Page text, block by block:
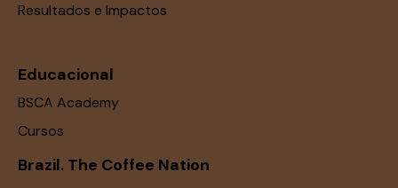
Resultados e Impactos
Educacional
BSCA Academy
Cursos
Brazil. The Coffee Nation